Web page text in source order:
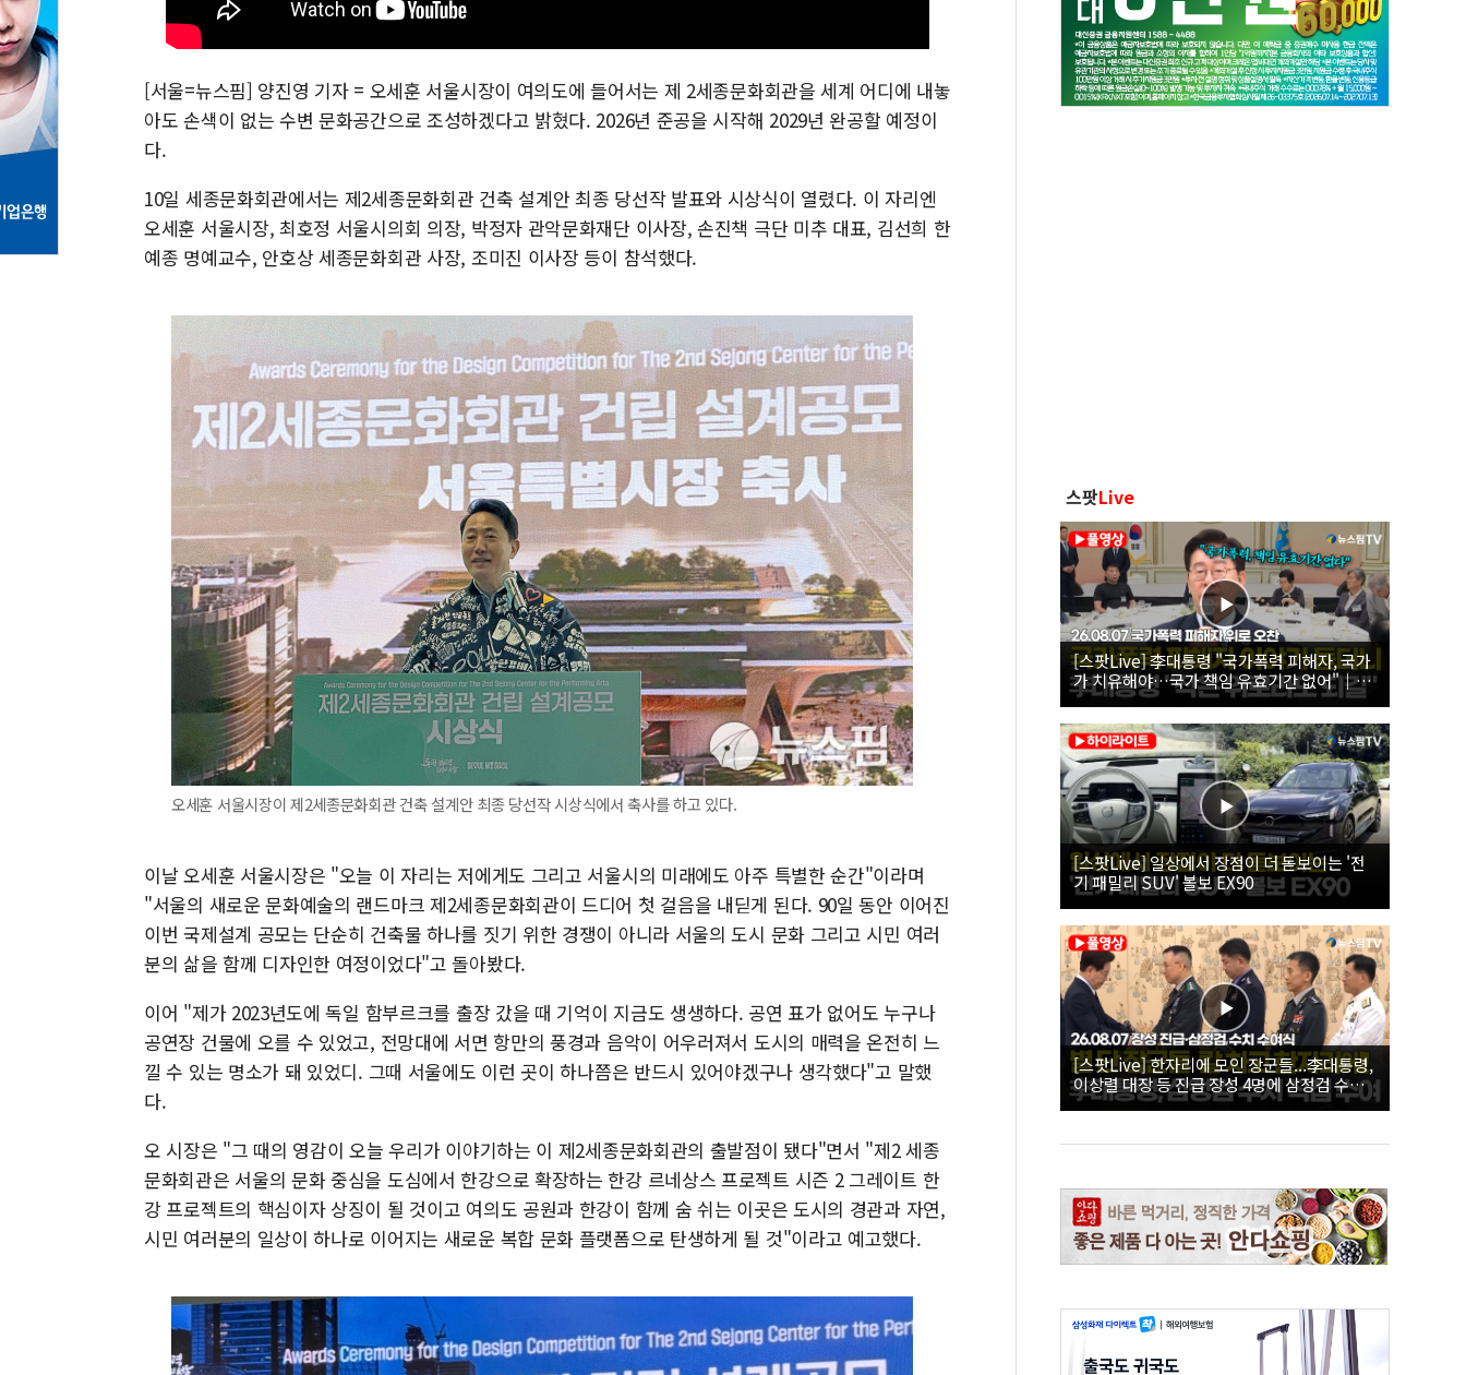
[서울=뉴스핌] 양진영 기자 = 오세훈 서울시장이 여의도에 들어서는 제 2세종문화회관을 세계 어디에 내놓
아도 손색이 없는 수변 문화공간으로 조성하겠다고 밝혔다. 2026년 준공을 시작해 2029년 완공할 예정이
다.
10일 세종문화회관에서는 제2세종문화회관 건축 설계안 최종 당선작 발표와 시상식이 열렸다. 이 자리엔
오세훈 서울시장, 최호정 서울시의회 의장, 박정자 관악문화재단 이사장, 손진책 극단 미추 대표, 김선희 한
예종 명예교수, 안호상 세종문화회관 사장, 조미진 이사장 등이 참석했다.
오세훈 서울시장이 제2세종문화회관 건축 설계안 최종 당선작 시상식에서 축사를 하고 있다.
이날 오세훈 서울시장은 "오늘 이 자리는 저에게도 그리고 서울시의 미래에도 아주 특별한 순간"이라며
"서울의 새로운 문화예술의 랜드마크 제2세종문화회관이 드디어 첫 걸음을 내딛게 된다. 90일 동안 이어진
이번 국제설계 공모는 단순히 건축물 하나를 짓기 위한 경쟁이 아니라 서울의 도시 문화 그리고 시민 여러
분의 삶을 함께 디자인한 여정이었다"고 돌아봤다.
이어 "제가 2023년도에 독일 함부르크를 출장 갔을 때 기억이 지금도 생생하다. 공연 표가 없어도 누구나
공연장 건물에 오를 수 있었고, 전망대에 서면 항만의 풍경과 음악이 어우러져서 도시의 매력을 온전히 느
낄 수 있는 명소가 돼 있었디. 그때 서울에도 이런 곳이 하나쯤은 반드시 있어야겠구나 생각했다"고 말했
다.
오 시장은 "그 때의 영감이 오늘 우리가 이야기하는 이 제2세종문화회관의 출발점이 됐다"면서 "제2 세종
문화회관은 서울의 문화 중심을 도심에서 한강으로 확장하는 한강 르네상스 프로젝트 시즌 2 그레이트 한
강 프로젝트의 핵심이자 상징이 될 것이고 여의도 공원과 한강이 함께 숨 쉬는 이곳은 도시의 경관과 자연,
시민 여러분의 일상이 하나로 이어지는 새로운 복합 문화 플랫폼으로 탄생하게 될 것"이라고 예고했다.
스팟Live
[스팟Live] 李대통령 "국가폭력 피해자, 국가
가 치유해야…국가 책임 유효기간 없어"｜
26.08.07 국가폭력 피해자 위로 오찬
[스팟Live] 일상에서 장점이 더 돋보이는 '전
기 패밀리 SUV' 볼보 EX90
[스팟Live] 한자리에 모인 장군들...李대통령,
이상렬 대장 등 진급 장성 4명에 삼정검 수치
직접 수여｜26.08.07 장성 진급·삼정검 수치